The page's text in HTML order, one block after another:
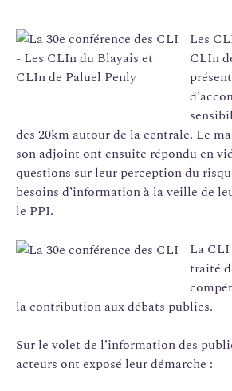
Les
CLIn
des 20km autour de la centrale. Le
son adjoint ont ensuite répondu en
questions sur leur perception du
besoins d’information à la veille de
le PPI.
La
traité
la contribution aux débats publics.
Sur le volet de l’information des
acteurs ont exposé leur démarche :